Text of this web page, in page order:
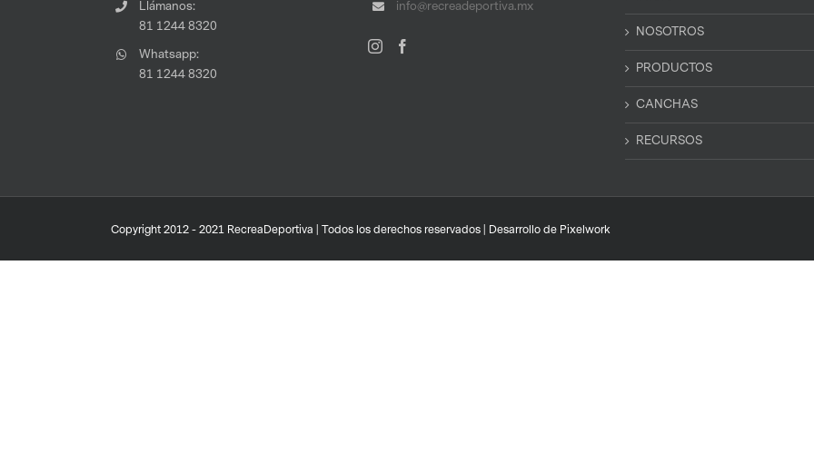
Llámanos:
81 1244 8320
Whatsapp:
81 1244 8320
info@recreadeportiva.mx
NOSOTROS
PRODUCTOS
CANCHAS
RECURSOS
Copyright 2012 - 2021 RecreaDeportiva | Todos los derechos reservados | Desarrollo de Pixelwork